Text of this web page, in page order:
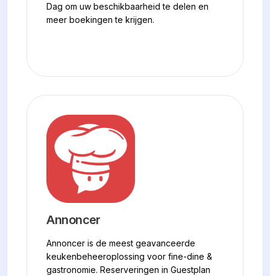
Dag om uw beschikbaarheid te delen en
meer boekingen te krijgen.
Annoncer
Annoncer is de meest geavanceerde
keukenbeheeroplossing voor fine-dine &
gastronomie. Reserveringen in Guestplan